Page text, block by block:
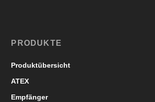
PRODUKTE
Produktübersicht
ATEX
Empfänger